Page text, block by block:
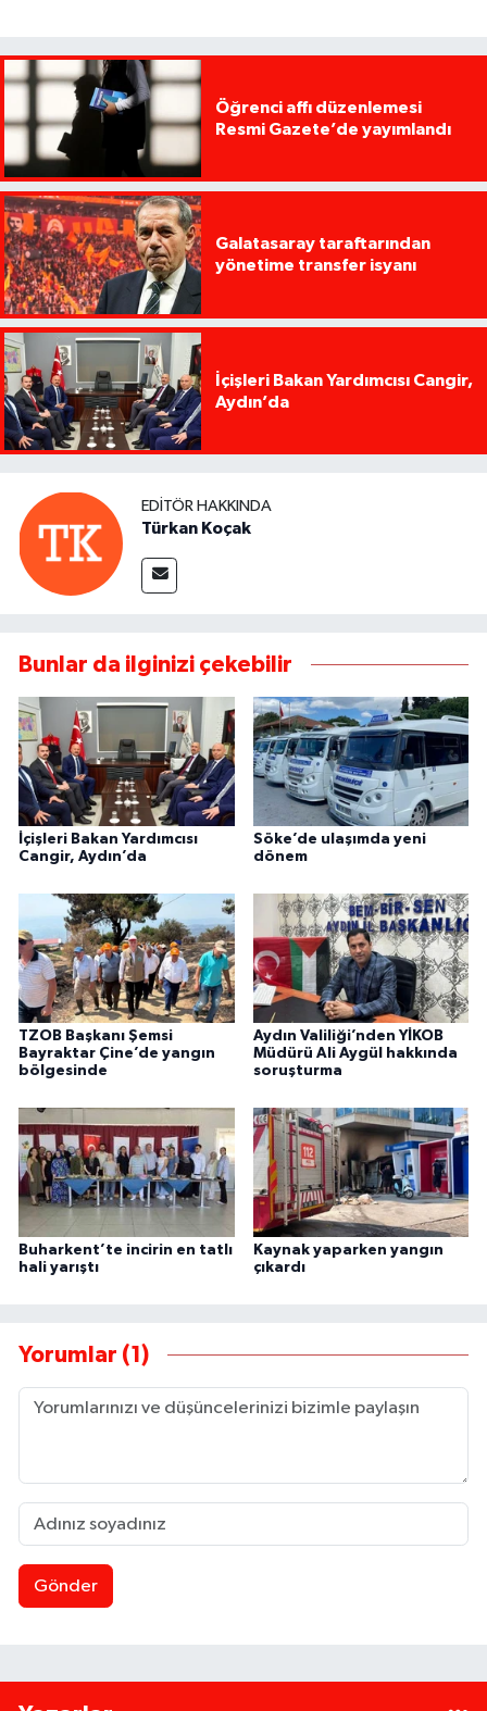
Öğrenci affı düzenlemesi
Resmi Gazete’de yayımlandı
Galatasaray taraftarından
yönetime transfer isyanı
İçişleri Bakan Yardımcısı Cangir,
Aydın’da
EDITÖR HAKKINDA
Türkan Koçak
Bunlar da ilginizi çekebilir
İçişleri Bakan Yardımcısı
Cangir, Aydın’da
Söke’de ulaşımda yeni
dönem
TZOB Başkanı Şemsi
Bayraktar Çine’de yangın
bölgesinde
Aydın Valiliği’nden YİKOB
Müdürü Ali Aygül hakkında
soruşturma
Buharkent’te incirin en tatlı
hali yarıştı
Kaynak yaparken yangın
çıkardı
Yorumlar (1)
Gönder